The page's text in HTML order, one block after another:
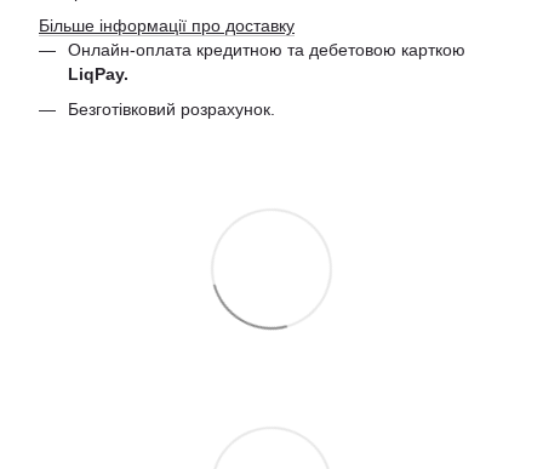
Більше інформації про доставку
Онлайн-оплата кредитною та дебетовою карткою
LiqPay.
Безготівковий розрахунок.